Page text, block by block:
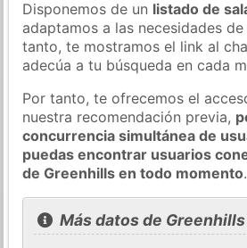
Disponemos de un listado de
adaptamos a las necesidades
tanto, te mostramos el link al
adecúa a tu búsqueda en cada
Por tanto, te ofrecemos el
nuestra recomendación previa,
concurrencia simultánea de
puedas encontrar usuarios
de Greenhills en todo momento.
Más datos de Greenhills